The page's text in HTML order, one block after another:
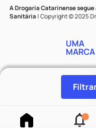
A Drogaria Catarinense
Sanitária | Copyright © 2025
UMA
MARCA